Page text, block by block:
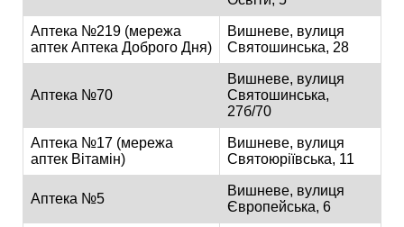
Аптека №219 (мережа
аптек Аптека Доброго Дня)
Вишневе, вулиця
Святошинська, 28
Аптека №70
Вишневе, вулиця
Святошинська,
27б/70
Аптека №17 (мережа
аптек Вітамін)
Вишневе, вулиця
Святоюріївська, 11
Аптека №5
Вишневе, вулиця
Європейська, 6